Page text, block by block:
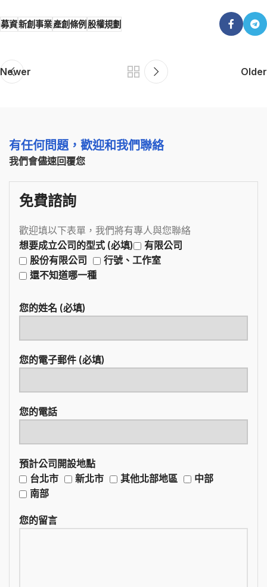
募資新創事業產創條例 股權規劃
Newer Older
有任何問題，歡迎和我們聯絡
我們會儘速回覆您
免費諮詢
歡迎填以下表單，我們將有專人與您聯絡
想要成立公司的型式 (必填)
有限公司
股份有限公司
行號、工作室
還不知道哪一種
您的姓名 (必填)
您的電子郵件 (必填)
您的電話
預計公司開設地點
台北市
新北市 其他北部地區
中部
南部
您的留言